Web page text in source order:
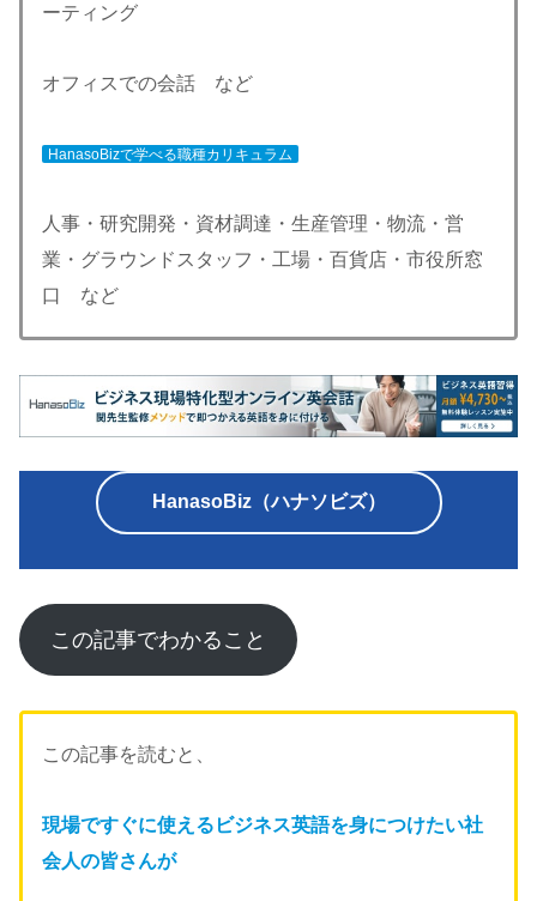
ーティング
オフィスでの会話 など
HanasoBizで学べる職種カリキュラム
人事・研究開発・資材調達・生産管理・物流・営
業・グラウンドスタッフ・工場・百貨店・市役所窓
口 など
HanasoBiz（ハナソビズ）
この記事でわかること
この記事を読むと、
現場ですぐに使えるビジネス英語を身につけたい社
会人の皆さんが